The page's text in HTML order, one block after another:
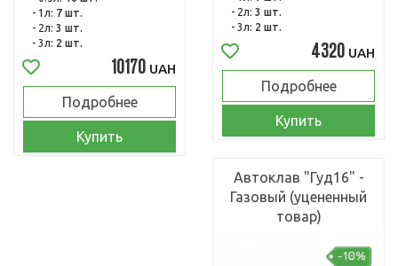
- 1л: 7 шт.
- 2л: 3 шт.
- 3л: 2 шт.
10170 UAH
Подробнее
Купить
- 2л: 3 шт.
- 3л: 2 шт.
4320 UAH
Подробнее
Купить
Автоклав "Гуд16" -
Газовый (уцененный
товар)